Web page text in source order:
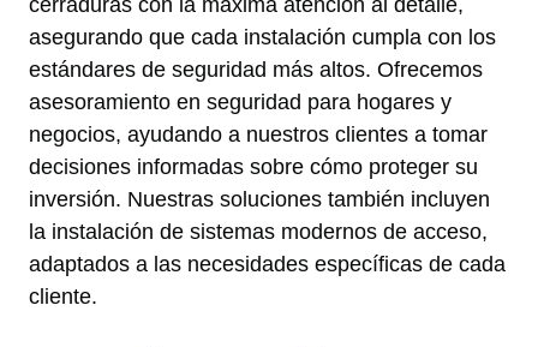
cerraduras con la máxima atención al detalle,
asegurando que cada instalación cumpla con los
estándares de seguridad más altos. Ofrecemos
asesoramiento en seguridad para hogares y
negocios, ayudando a nuestros clientes a tomar
decisiones informadas sobre cómo proteger su
inversión. Nuestras soluciones también incluyen
la instalación de sistemas modernos de acceso,
adaptados a las necesidades específicas de cada
cliente.